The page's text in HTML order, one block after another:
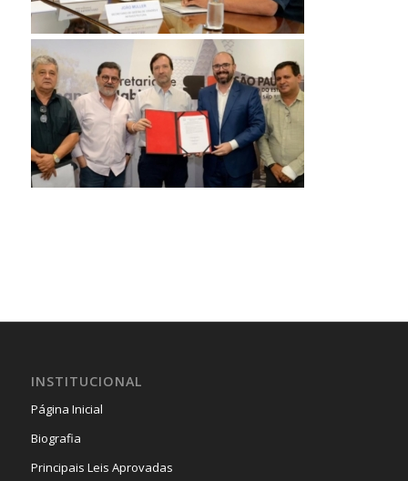
INSTITUCIONAL
Página Inicial
Biografia
Principais Leis Aprovadas